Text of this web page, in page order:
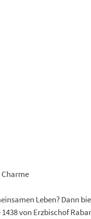
Leben? Dann
von Erzbischof